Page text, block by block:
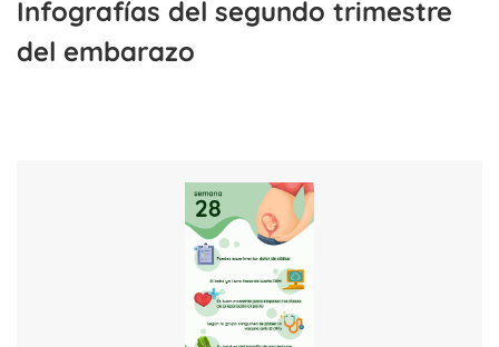
Infografías del segundo trimestre
del embarazo